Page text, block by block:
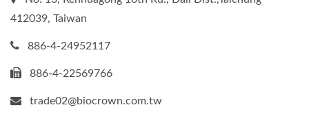
412039, Taiwan
886-4-24952117
886-4-22569766
trade02@biocrown.com.tw